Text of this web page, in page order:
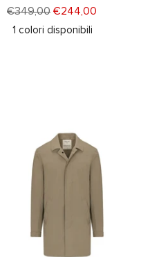
€349,00 €244,00
1 colori disponibili